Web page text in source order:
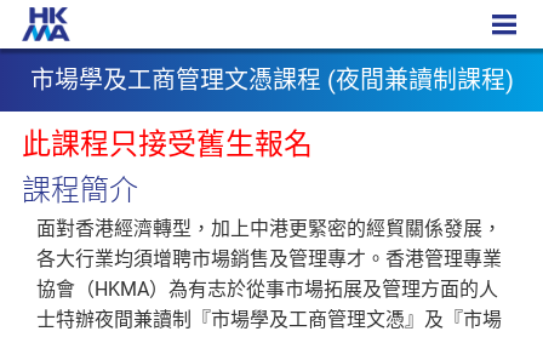
市場學及工商管理文憑課程
市場學及工商管理文憑課程 (夜間兼讀制課程)
此課程只接受舊生報名
課程簡介
面對香港經濟轉型，加上中港更緊密的經貿關係發展，
各大行業均須增聘市場銷售及管理專才。香港管理專業
協會（HKMA）為有志於從事市場拓展及管理方面的人
士特辦夜間兼讀制『市場學及工商管理文憑』及『市場